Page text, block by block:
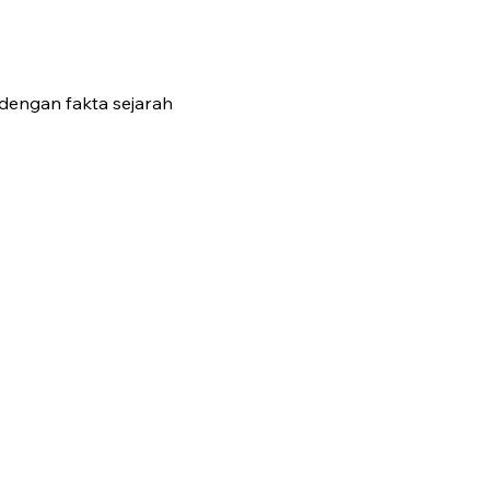
fakta sejarah